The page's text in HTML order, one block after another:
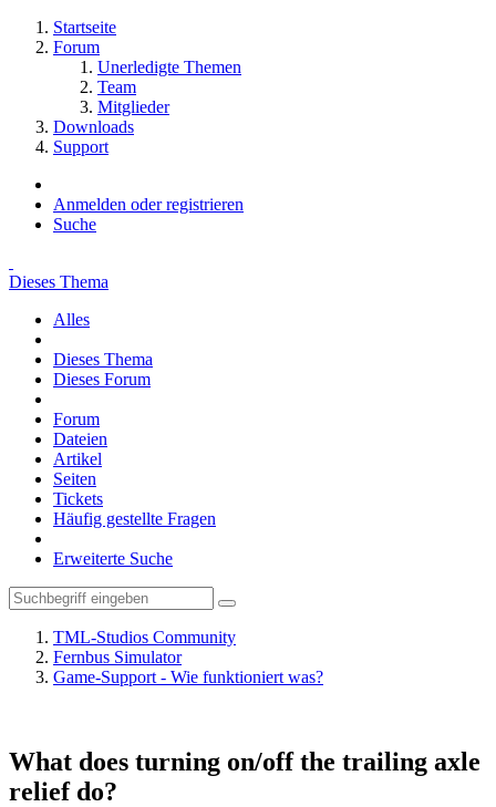
Startseite
Forum
Unerledigte Themen
Team
Mitglieder
Downloads
Support
Anmelden oder registrieren
Suche
Dieses Thema
Alles
Dieses Thema
Dieses Forum
Forum
Dateien
Artikel
Seiten
Tickets
Häufig gestellte Fragen
Erweiterte Suche
TML-Studios Community
Fernbus Simulator
Game-Support - Wie funktioniert was?
What does turning on/off the trailing axle
relief do?